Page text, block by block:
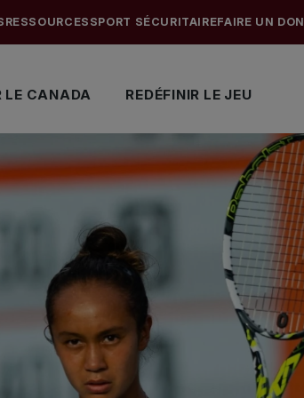
LE CANADA REDÉFINIR LE JEU
RESSOURCES SPORT SÉCURITAIREFAIRE UN DON